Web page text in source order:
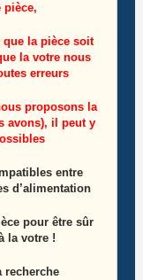
65XH9096
pièce,
la pièce soit
la votre nous
erreurs
proposons la
avons), il peut y
entre
d’alimentation
pour être sûr
la votre !
recherche